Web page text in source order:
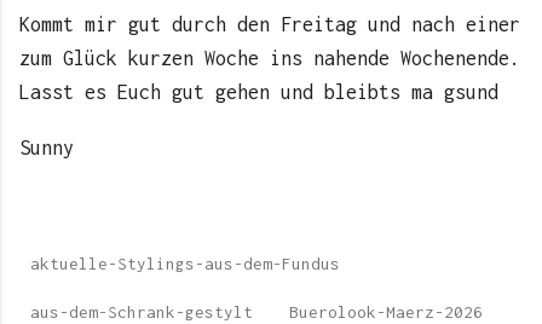
Kommt mir gut durch den Freitag und nach einer
zum Glück kurzen Woche ins nahende Wochenende.
Lasst es Euch gut gehen und bleibts ma gsund
Sunny
aktuelle-Stylings-aus-dem-Fundus
aus-dem-Schrank-gestylt Buerolook-Maerz-2026